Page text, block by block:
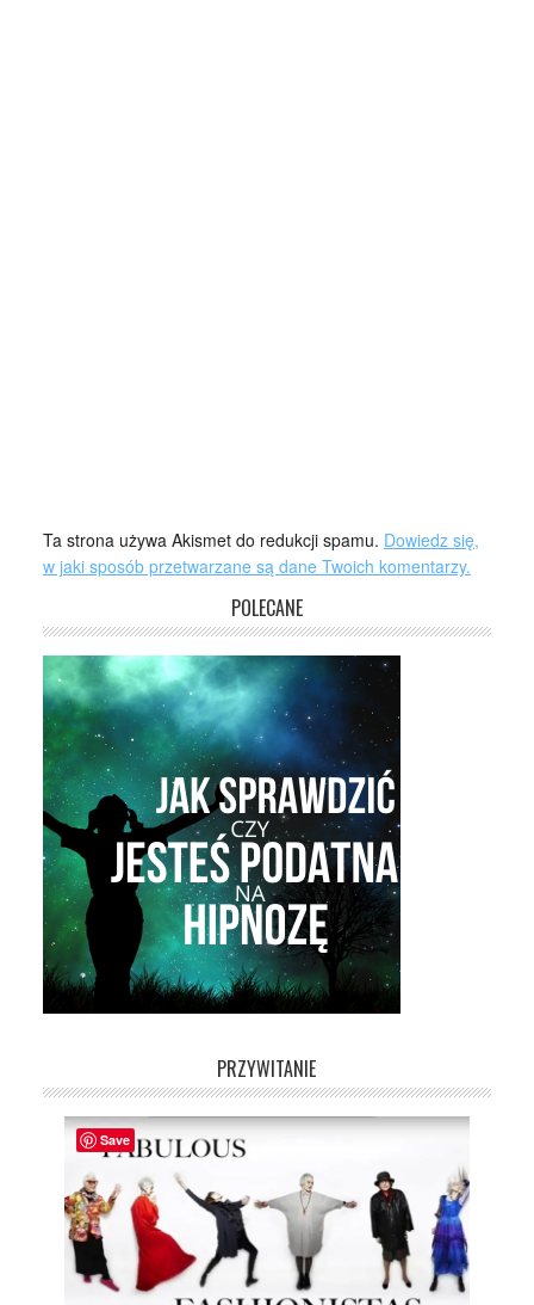
Ta strona używa Akismet do redukcji spamu. Dowiedz się,
w jaki sposób przetwarzane są dane Twoich komentarzy.
POLECANE
PRZYWITANIE
Save